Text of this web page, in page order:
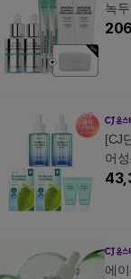
녹
[CJ
어
에